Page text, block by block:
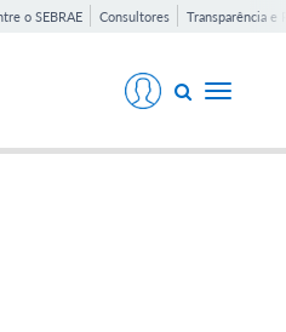
o SEBRAE Consultores Transparência e
Toggle